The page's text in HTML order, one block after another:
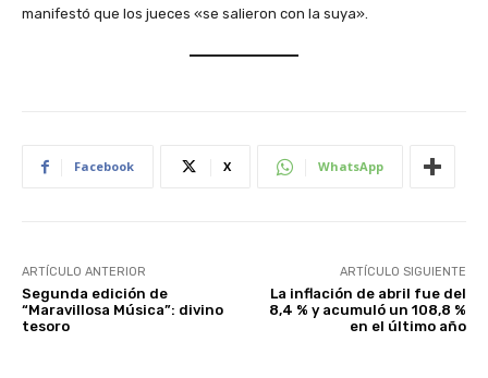
manifestó que los jueces «se salieron con la suya».
Facebook X WhatsApp
ARTÍCULO ANTERIOR
Segunda edición de
“Maravillosa Música”: divino
tesoro
ARTÍCULO SIGUIENTE
La inflación de abril fue del
8,4 % y acumuló un 108,8 %
en el último año